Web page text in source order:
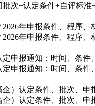
次+认定条件+自评标
年申报条件、程序、
年申报条件、程序、
定申报通知：时间、条
定申报通知：时间、条
企）认定条件、批次、申
企）认定条件、批次、申